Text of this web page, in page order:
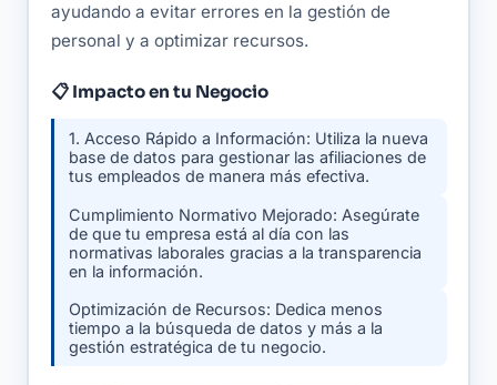
ayudando a evitar errores en la gestión de
personal y a optimizar recursos.
📋 Impacto en tu Negocio
1. Acceso Rápido a Información: Utiliza la nueva
base de datos para gestionar las afiliaciones de
tus empleados de manera más efectiva.
Cumplimiento Normativo Mejorado: Asegúrate
de que tu empresa está al día con las
normativas laborales gracias a la transparencia
en la información.
Optimización de Recursos: Dedica menos
tiempo a la búsqueda de datos y más a la
gestión estratégica de tu negocio.